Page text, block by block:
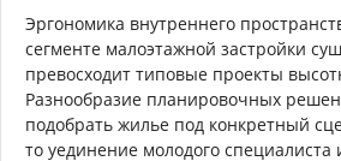
Эргономика внутреннего
сегменте малоэтажной застройки
превосходит типовые проекты
Разнообразие планировочных
подобрать жилье под конкретный
то уединение молодого